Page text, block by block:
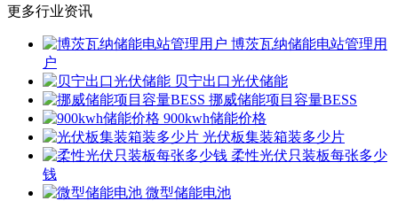
更多行业资讯
博茨瓦纳储能电站管理用
户
贝宁出口光伏储能
挪威储能项目容量BESS
900kwh储能价格
光伏板集装箱装多少片
柔性光伏只装板每张多少
钱
微型储能电池